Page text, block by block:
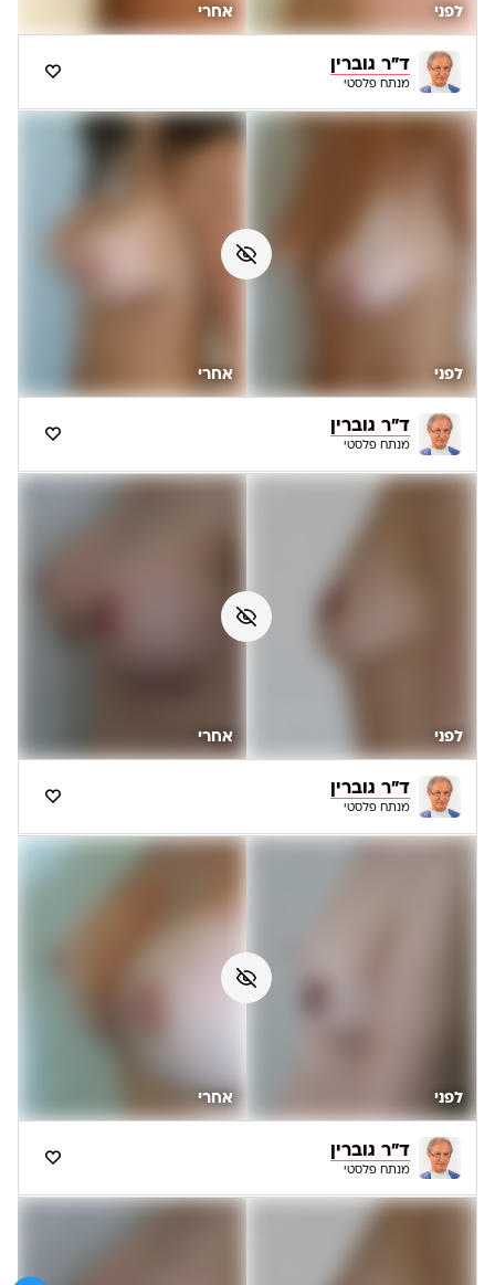
לפני אחרי
ד"ר גוברין
מנתח פלסטי
לפני אחרי
ד"ר גוברין
מנתח פלסטי
לפני אחרי
ד"ר גוברין
מנתח פלסטי
לפני אחרי
ד"ר גוברין
מנתח פלסטי